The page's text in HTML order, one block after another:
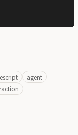
agent